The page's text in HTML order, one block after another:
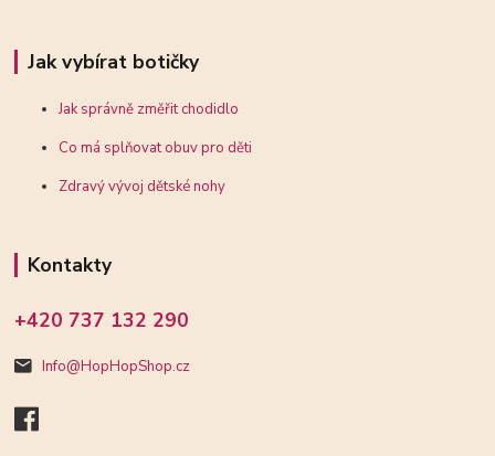
Jak vybírat botičky
Jak správně změřit chodidlo
Co má splňovat obuv pro děti
Zdravý vývoj dětské nohy
Kontakty
+420 737 132 290
Info@HopHopShop.cz